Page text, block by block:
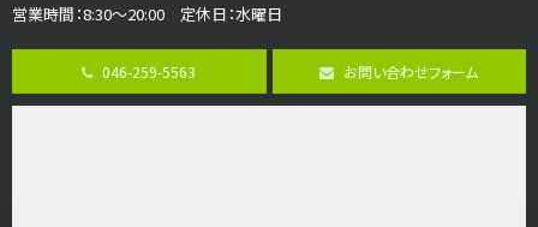
第8位
3,180万円
3ＬＤＫ
海老名駅
営業時間：8:30～20:00 定休日：水曜日
046-259-5563 お問い合わせフォーム